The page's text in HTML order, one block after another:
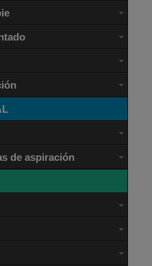
de aspiración